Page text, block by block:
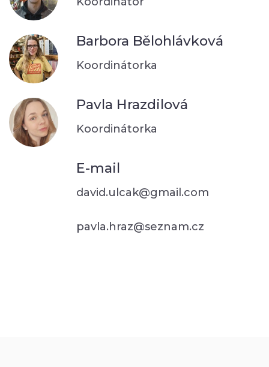
Barbora Bělohlávková
Koordinátorka
Pavla Hrazdilová
Koordinátorka
E-mail
david.ulcak@gmail.com
pavla.hraz@seznam.cz